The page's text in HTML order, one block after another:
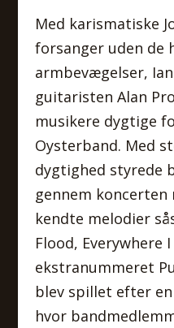
Med karismatiske
forsanger uden de
armbevægelser,
guitaristen Alan
musikere dygtige
Oysterband. Med
dygtighed styrede
gennem koncerten
kendte melodier
Flood,
ekstranummeret
blev spillet efter
hvor